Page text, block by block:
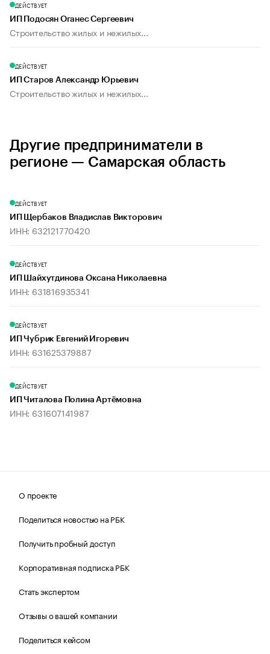
ДЕЙСТВУЕТ
ИП Подосян Оганес Сергеевич
Строительство жилых и нежилых...
ДЕЙСТВУЕТ
ИП Старов Александр Юрьевич
Строительство жилых и нежилых...
Другие предприниматели в
регионе — Самарская область
ДЕЙСТВУЕТ
ИП Щербаков Владислав Викторович
ИНН: 632121770420
ДЕЙСТВУЕТ
ИП Шайхутдинова Оксана Николаевна
ИНН: 631816935341
ДЕЙСТВУЕТ
ИП Чубрик Евгений Игоревич
ИНН: 631625379887
ДЕЙСТВУЕТ
ИП Читалова Полина Артёмовна
ИНН: 631607141987
О проекте
Поделиться новостью на РБК
Получить пробный доступ
Корпоративная подписка РБК
Стать экспертом
Отзывы о вашей компании
Поделиться кейсом